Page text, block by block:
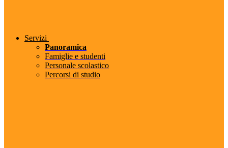
Servizi
Panoramica
Famiglie e studenti
Personale scolastico
Percorsi di studio